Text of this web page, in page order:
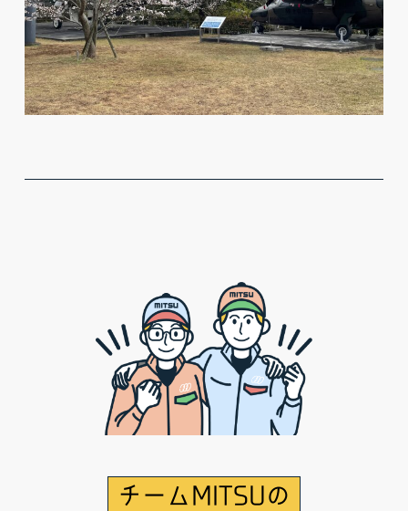
チームMITSUの